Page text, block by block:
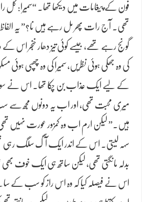
فون کے پیغامات میں دیکھا تھا۔ “سمیرا:
تھی۔ آج رات پھر مل رہے ہیں نا؟” یہ
گونج رہے تھے، جیسے کوئی تیز دھار خنجر اس
کی وہ جھکی ہوئی نظریں، سمیرا کی وہ چھپی
کے لیے ایک عذاب بن چکا تھا۔ اس نے سوچا،
میری محبت تھی، اور اب یہ دونوں مجھ سے
ہیں۔” لیکن ارم اب وہ کمزور عورت
سہہ لیتی۔ اس کے اندر ایک آگ سلگ رہی
بدلہ مانگتی تھی، لیکن ساتھ ہی ایک خوف بھی
اس نے فیصلہ کیا کہ وہ اس راز کو سب کے